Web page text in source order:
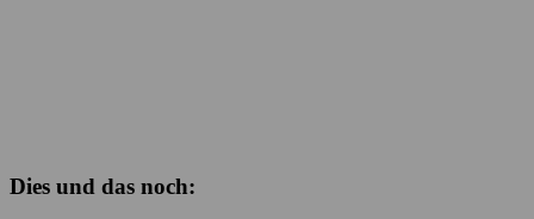
Dies und das noch: